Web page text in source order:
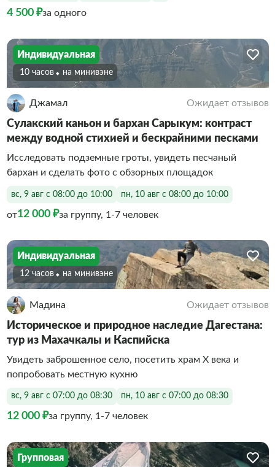
4 500 ₽за одного
Индивидуальная
10 часов На минивэне
Джамал Ожидает отзывов
Сулакский каньон и бархан Сарыкум: контраст
между водной стихией и бескрайними песками
Исследовать подземные гроты, увидеть песчаный
бархан и сделать фото с обзорных площадок
вс, 9 авг с 08:00 до 10:00 пн, 10 авг с 08:00 до 10:00
от12 000 ₽за группу, 1-7 человек
Индивидуальная
12 часов На минивэне
Мадина Ожидает отзывов
Историческое и природное наследие Дагестана:
тур из Махачкалы и Каспийска
Увидеть заброшенное село, посетить храм X века и
попробовать местную кухню
вс, 9 авг с 07:00 до 08:30 пн, 10 авг с 07:00 до 08:30
12 000 ₽за группу, 1-7 человек
Групповая